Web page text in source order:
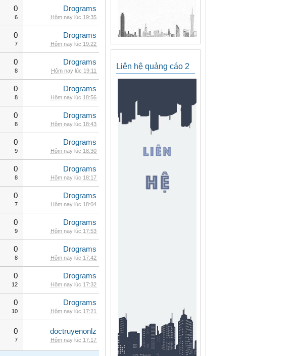
0
6
Drograms
Hôm nay lúc 19:35
0
7
Drograms
Hôm nay lúc 19:22
0
8
Drograms
Hôm nay lúc 19:11
0
8
Drograms
Hôm nay lúc 18:56
0
8
Drograms
Hôm nay lúc 18:43
0
9
Drograms
Hôm nay lúc 18:30
0
8
Drograms
Hôm nay lúc 18:17
0
7
Drograms
Hôm nay lúc 18:04
0
9
Drograms
Hôm nay lúc 17:53
0
8
Drograms
Hôm nay lúc 17:42
0
12
Drograms
Hôm nay lúc 17:32
0
10
Drograms
Hôm nay lúc 17:21
0
7
doctruyenonlz
Hôm nay lúc 17:17
Liên hệ quảng cáo 2